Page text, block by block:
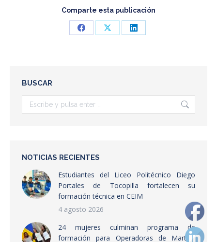
Comparte esta publicación
Share
Share
Share
BUSCAR
Buscar:
NOTICIAS RECIENTES
Estudiantes del Liceo Politécnico Diego
Portales de Tocopilla fortalecen su
formación técnica en CEIM
4 agosto 2026
24 mujeres culminan programa de
formación para Operadoras de Martillo